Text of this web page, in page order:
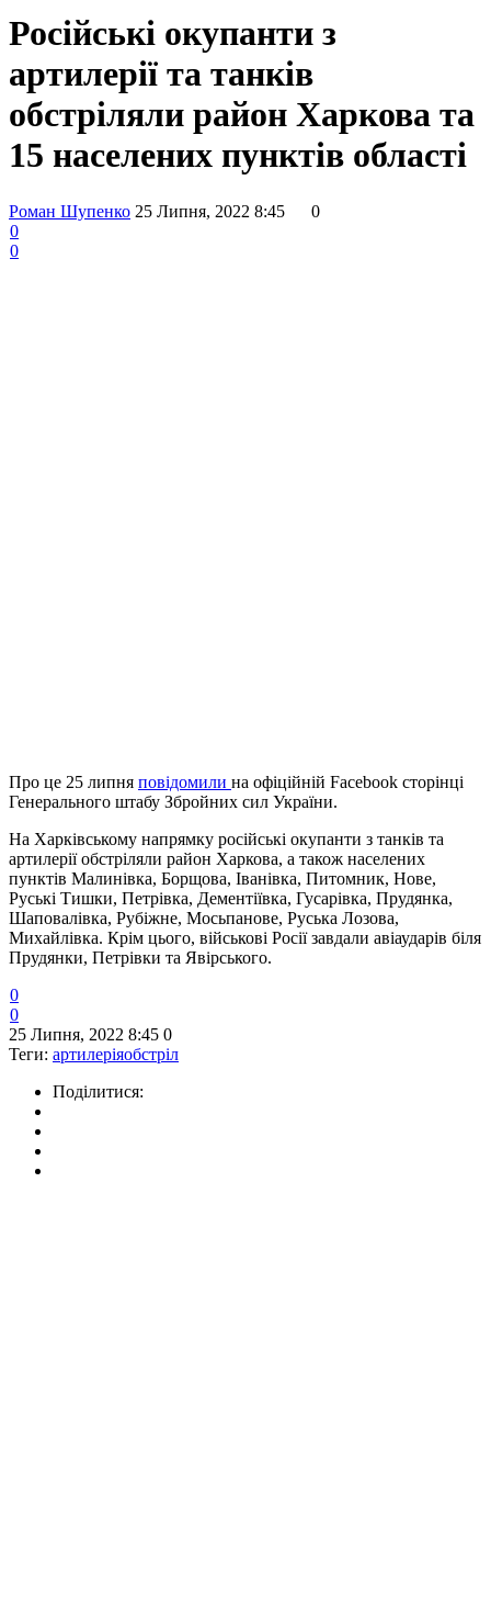
Російські окупанти з
артилерії та танків
обстріляли район Харкова та
15 населених пунктів області
Роман Шупенко 25 Липня, 2022 8:45
0
0
0
Про це 25 липня повідомили на офіційній Facebook сторінці
Генерального штабу Збройних сил України.
На Харківському напрямку російські окупанти з танків та
артилерії обстріляли район Харкова, а також населених
пунктів Малинівка, Борщова, Іванівка, Питомник, Нове,
Руські Тишки, Петрівка, Дементіївка, Гусарівка, Прудянка,
Шаповалівка, Рубіжне, Мосьпанове, Руська Лозова,
Михайлівка. Крім цього, військові Росії завдали авіаударів біля
Прудянки, Петрівки та Явірського.
0
0
25 Липня, 2022 8:45 0
Теги: артилеріяобстріл
Поділитися: